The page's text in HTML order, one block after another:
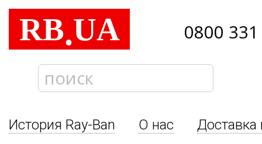
RB.UA 0800
История Ray-Ban О нас
Доставка